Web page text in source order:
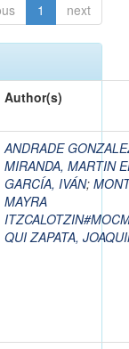
1 next
Author(s)
ANDRADE
MIRANDA, MARTIN
GARCÍA, IVÁN;
MAYRA
QUI ZAPATA,